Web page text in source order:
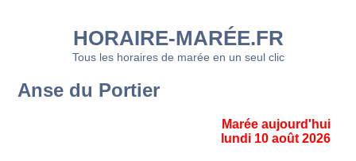
HORAIRE-MARÉE.FR
Tous les horaires de marée en un seul clic
Anse du Portier
Marée aujourd'hui
lundi 10 août 2026